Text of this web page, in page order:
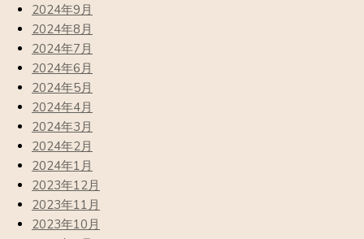
2024年9月
2024年8月
2024年7月
2024年6月
2024年5月
2024年4月
2024年3月
2024年2月
2024年1月
2023年12月
2023年11月
2023年10月